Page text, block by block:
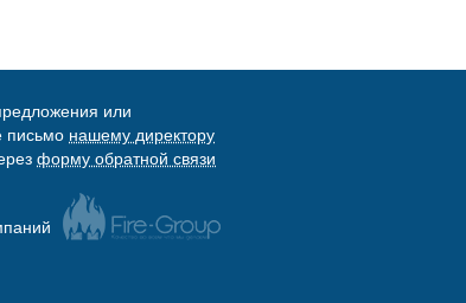
или
письмо нашему директору
форму обратной связи